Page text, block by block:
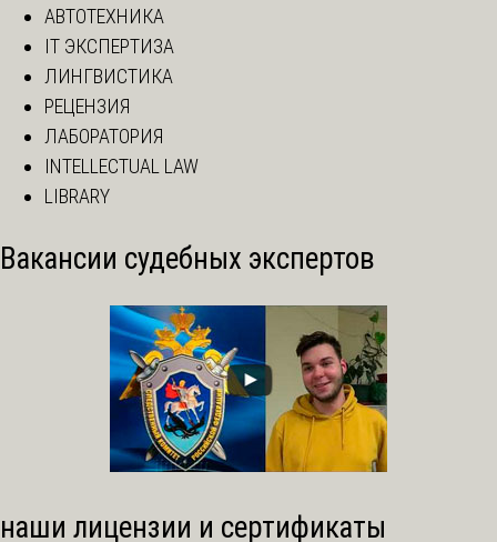
АВТОТЕХНИКА
IT ЭКСПЕРТИЗА
ЛИНГВИСТИКА
РЕЦЕНЗИЯ
ЛАБОРАТОРИЯ
INTELLECTUAL LAW
LIBRARY
Вакансии судебных экспертов
наши лицензии и сертификаты